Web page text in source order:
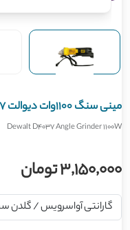
مینی سنگ 1100وات دیوالت Dewalt D4037
Dewalt D4037 Angle Grinder 1100W
3,150,000 تومان